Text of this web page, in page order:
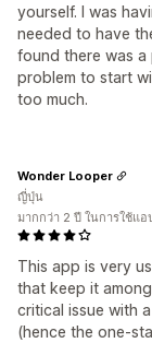
yourself. I was
needed to have
found there was a
problem to start
too much.
This app is very
that keep it
critical issue with
(hence the one-
Wonder Looper
ญี่ปุ่น
มากกว่า 2 ปี ในการใช้แอ